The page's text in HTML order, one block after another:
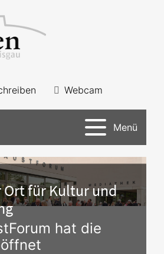
Webcam
Menü
Ort für Kultur und
hat die